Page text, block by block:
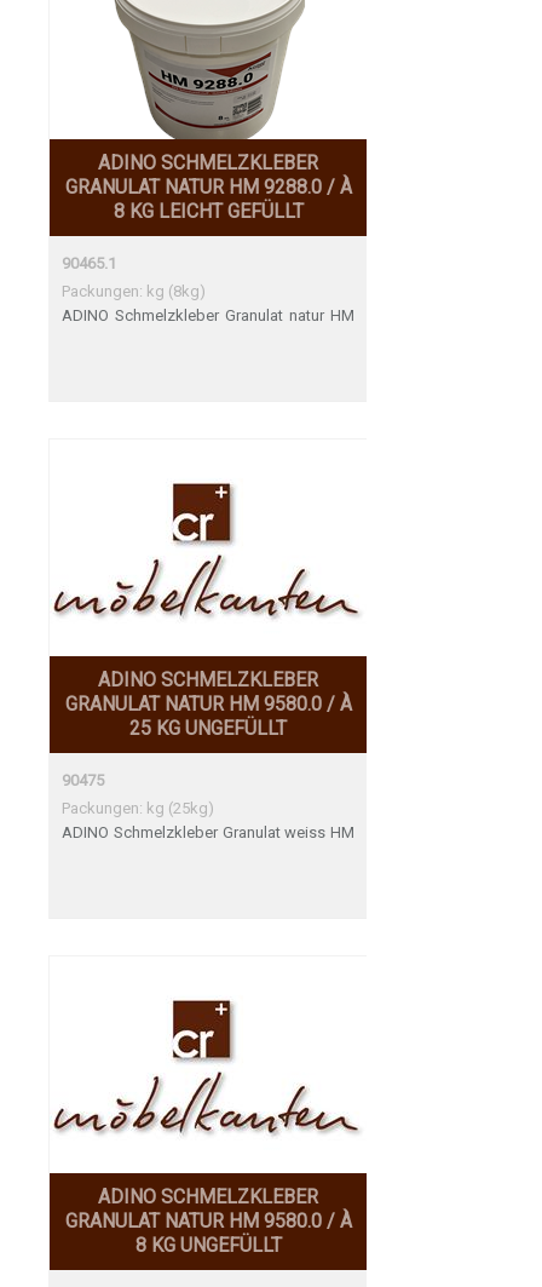
ADINO SCHMELZKLEBER
GRANULAT NATUR HM 9288.0 / À
8 KG LEICHT GEFÜLLT
90465.1
Packungen: kg (8kg)
ADINO Schmelzkleber Granulat natur HM
ADINO SCHMELZKLEBER
GRANULAT NATUR HM 9580.0 / À
25 KG UNGEFÜLLT
90475
Packungen: kg (25kg)
ADINO Schmelzkleber Granulat weiss HM
ADINO SCHMELZKLEBER
GRANULAT NATUR HM 9580.0 / À
8 KG UNGEFÜLLT